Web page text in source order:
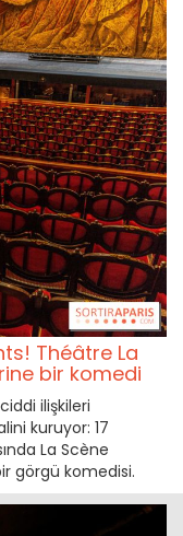
Théâtre La
bir komedi
ilişkileri
kuruyor: 17
La Scène
görgü komedisi.